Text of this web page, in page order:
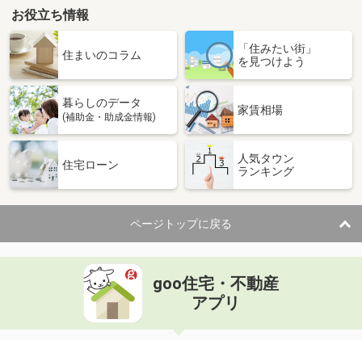
お役立ち情報
住まいのコラム
「住みたい街」
を見つけよう
暮らしのデータ
(補助金・助成金情報)
家賃相場
住宅ローン
人気タウン
ランキング
ページトップに戻る
goo住宅・不動産
アプリ